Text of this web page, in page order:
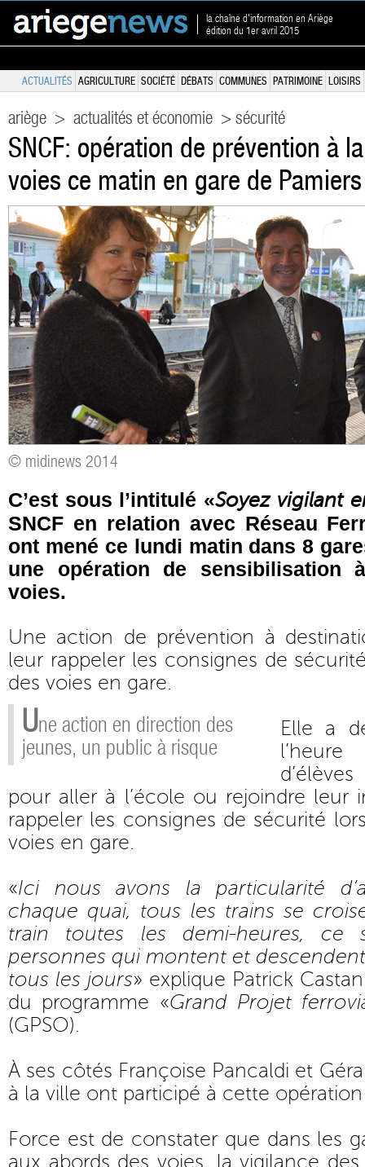
la chaîne d'information en Ariège
édition du 1er avril 2015
ACTUALITÉS AGRICULTURE SOCIÉTÉ DÉBATS COMMUNES PATRIMOINE LOISIRS
ariège > actualités et économie > sécurité
SNCF: opération de prévention à
voies ce matin en gare de Pamiers
© midinews 2014
C’est sous l’intitulé «Soyez vigilant
SNCF en relation avec Réseau
ont mené ce lundi matin dans 8
une opération de sensibilisation
voies.
Une action de prévention à
leur rappeler les consignes de
des voies en gare.
Une action en direction des
jeunes, un public à risque
Elle a
pour aller à l’école ou rejoindre leur
rappeler les consignes de sécurité
voies en gare.
«Ici nous avons la particularité
chaque quai, tous les trains se
train toutes les demi-heures,
personnes qui montent et
tous les jours» explique Patrick
du programme «Grand Projet
(GPSO).
À ses côtés Françoise Pancaldi et
à la ville ont participé à cette
Force est de constater que dans les
aux abords des voies, la vigilance des